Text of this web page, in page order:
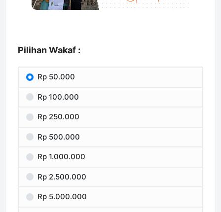
Pilihan Wakaf :
Rp 50.000
Rp 100.000
Rp 250.000
Rp 500.000
Rp 1.000.000
Rp 2.500.000
Rp 5.000.000